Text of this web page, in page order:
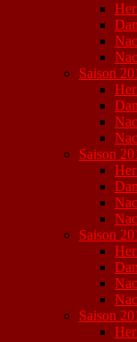
Saison
Saison
Saison
Saison